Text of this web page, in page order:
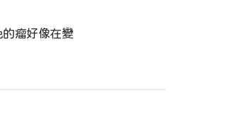
瘤好像在變